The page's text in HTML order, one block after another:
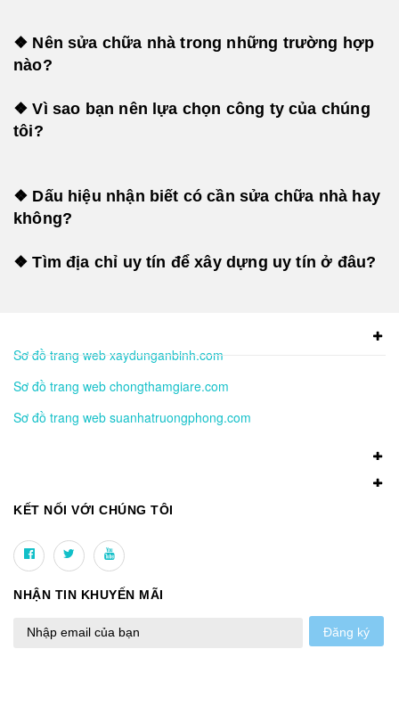
❖ Nên sửa chữa nhà trong những trường hợp
nào?
❖ Vì sao bạn nên lựa chọn công ty của chúng
tôi?
❖ Dấu hiệu nhận biết có cần sửa chữa nhà hay
không?
❖ Tìm địa chỉ uy tín để xây dựng uy tín ở đâu?
Sơ đồ trang web xaydunganbinh.com
Sơ đồ trang web chongthamgiare.com
Sơ đồ trang web suanhatruongphong.com
KẾT NỐI VỚI CHÚNG TÔI
NHẬN TIN KHUYẾN MÃI
Đăng ký